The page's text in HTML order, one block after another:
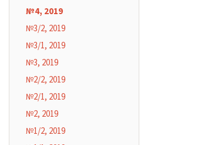
№4, 2019
№3/2, 2019
№3/1, 2019
№3, 2019
№2/2, 2019
№2/1, 2019
№2, 2019
№1/2, 2019